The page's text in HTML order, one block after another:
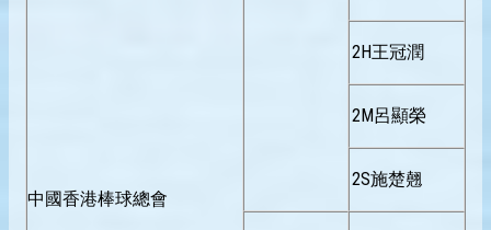
中國香港棒球總會
2H王冠潤
2M呂顯榮
2S施楚翹